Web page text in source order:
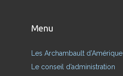
Menu
Les Archambault d’Amérique
Le conseil d’administration